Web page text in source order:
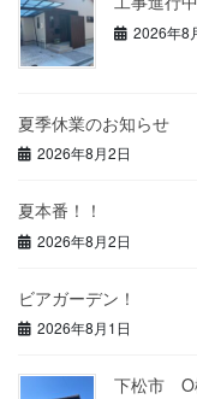
2026年8
夏季休業のお知らせ
2026年8月2日
夏本番！！
2026年8月2日
ビアガーデン！
2026年8月1日
下松市 O